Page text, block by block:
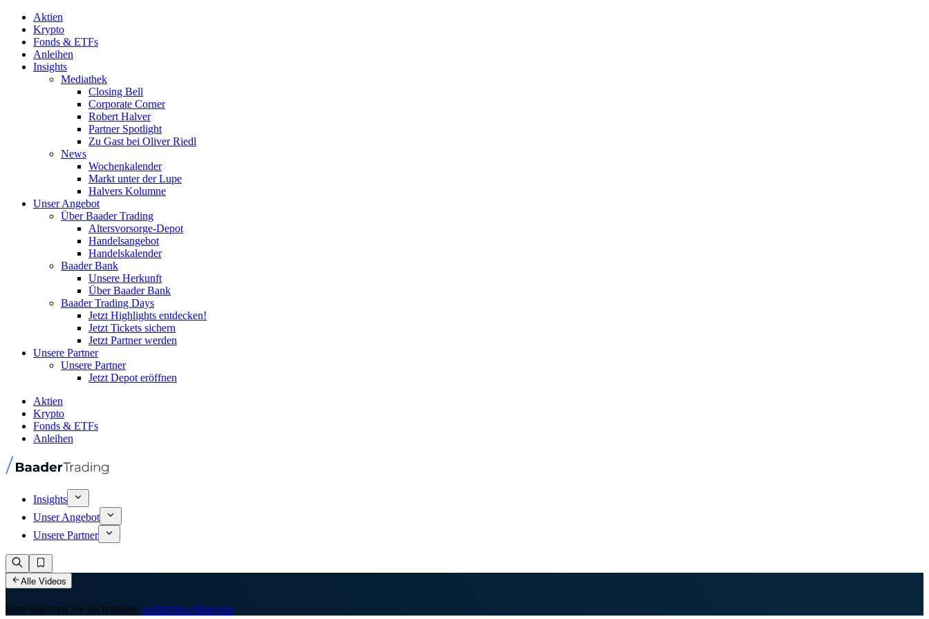
Aktien
Krypto
Fonds & ETFs
Anleihen
Insights
Mediathek
Closing Bell
Corporate Corner
Robert Halver
Partner Spotlight
Zu Gast bei Oliver Riedl
News
Wochenkalender
Markt unter der Lupe
Halvers Kolumne
Unser Angebot
Über Baader Trading
Altersvorsorge-Depot
Handelsangebot
Handelskalender
Baader Bank
Unsere Herkunft
Über Baader Bank
Baader Trading Days
Jetzt Highlights entdecken!
Jetzt Tickets sichern
Jetzt Partner werden
Unsere Partner
Unsere Partner
Jetzt Depot eröffnen
Aktien
Krypto
Fonds & ETFs
Anleihen
Insights
Unser Angebot
Unsere Partner
Alle Videos
Bitte beachten Sie auch unsere rechtlichen Hinweise